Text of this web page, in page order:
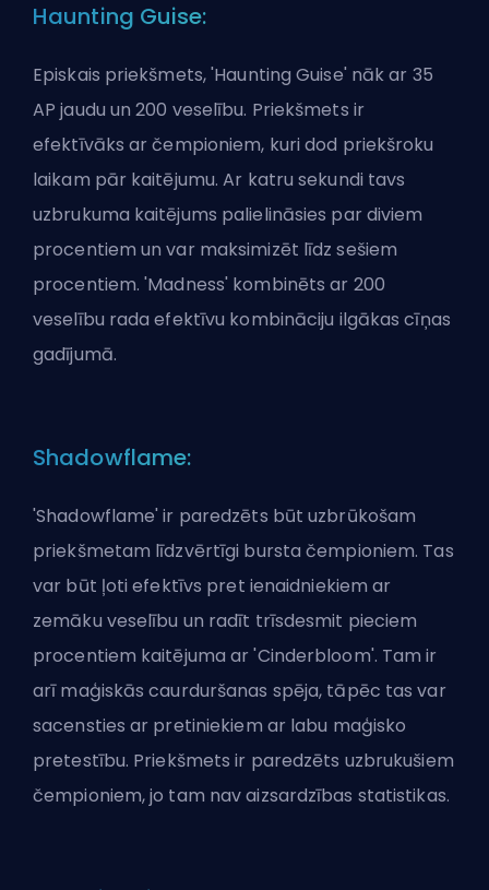
Haunting Guise:
Episkais priekšmets, 'Haunting Guise' nāk ar 35
AP jaudu un 200 veselību. Priekšmets ir
efektīvāks ar čempioniem, kuri dod priekšroku
laikam pār kaitējumu. Ar katru sekundi tavs
uzbrukuma kaitējums palielināsies par diviem
procentiem un var maksimizēt līdz sešiem
procentiem. 'Madness' kombinēts ar 200
veselību rada efektīvu kombināciju ilgākas cīņas
gadījumā.
Shadowflame:
'Shadowflame' ir paredzēts būt uzbrūkošam
priekšmetam līdzvērtīgi bursta čempioniem. Tas
var būt ļoti efektīvs pret ienaidniekiem ar
zemāku veselību un radīt trīsdesmit pieciem
procentiem kaitējuma ar 'Cinderbloom'. Tam ir
arī maģiskās caurduršanas spēja, tāpēc tas var
sacensties ar pretiniekiem ar labu maģisko
pretestību. Priekšmets ir paredzēts uzbrukušiem
čempioniem, jo tam nav aizsardzības statistikas.